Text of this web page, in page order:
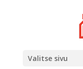
Valitse sivu